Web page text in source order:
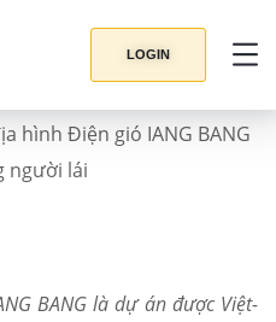
LOGIN
hình Điện gió IANG BANG
người lái
BANG là dự án được Việt-